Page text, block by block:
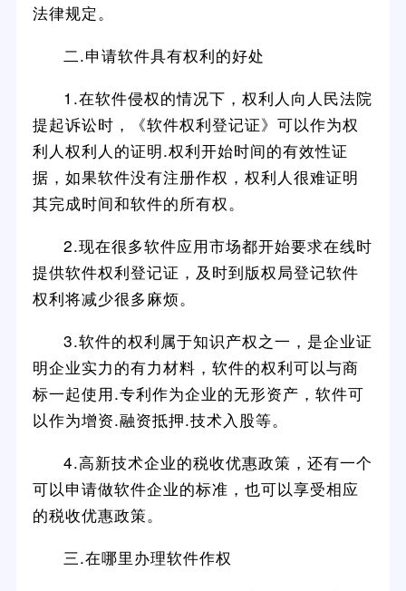
法律规定。
二.申请软件具有权利的好处
1.在软件侵权的情况下，权利人向人民法院
提起诉讼时，《软件权利登记证》可以作为权
利人权利人的证明.权利开始时间的有效性证
据，如果软件没有注册作权，权利人很难证明
其完成时间和软件的所有权。
2.现在很多软件应用市场都开始要求在线时
提供软件权利登记证，及时到版权局登记软件
权利将减少很多麻烦。
3.软件的权利属于知识产权之一，是企业证
明企业实力的有力材料，软件的权利可以与商
标一起使用.专利作为企业的无形资产，软件可
以作为增资.融资抵押.技术入股等。
4.高新技术企业的税收优惠政策，还有一个
可以申请做软件企业的标准，也可以享受相应
的税收优惠政策。
三.在哪里办理软件作权